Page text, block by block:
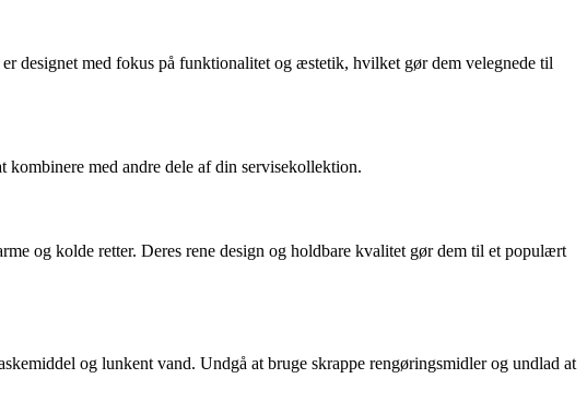
designet med fokus på funktionalitet og æstetik, hvilket gør dem velegnede til
med andre dele af din servisekollektion.
og kolde retter. Deres rene design og holdbare kvalitet gør dem til et populært
og lunkent vand. Undgå at bruge skrappe rengøringsmidler og undlad at